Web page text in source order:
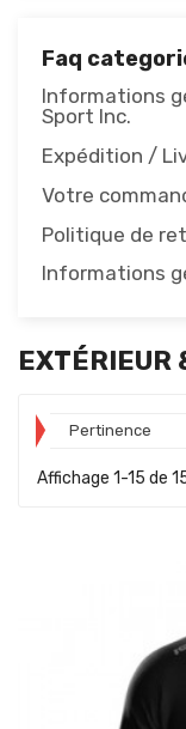
Faq
Informations
Sport Inc.
Expédition /
Votre
Politique de
Informations
EXTÉRIEUR
Pertinence
Affichage 1-15 de